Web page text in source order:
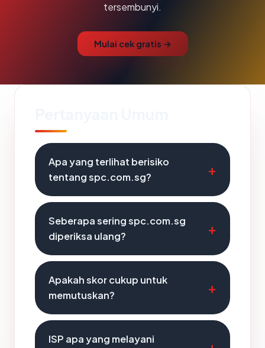
tersembunyi.
Mulai cek gratis →
Apa yang terlihat berisiko
tentang spc.com.sg?
Seberapa sering spc.com.sg
diperiksa ulang?
Apakah skor cukup untuk
memutuskan?
ISP apa yang melayani